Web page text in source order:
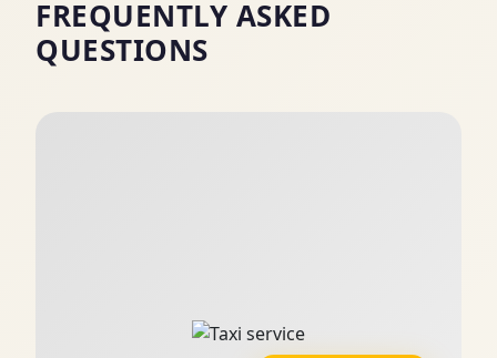
FREQUENTLY ASKED
QUESTIONS